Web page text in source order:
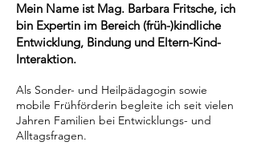
Mein Name ist Mag. Barbara Fritsche, ich
bin Expertin im Bereich (früh-)kindliche
Entwicklung, Bindung und Eltern-Kind-
Interaktion.
Als Sonder- und Heilpädagogin sowie
mobile Frühförderin begleite ich seit vielen
Jahren Familien bei Entwicklungs- und
Alltagsfragen.